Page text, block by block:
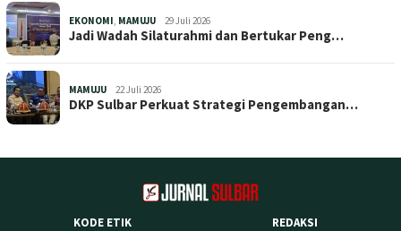
EKONOMI MAMUJU 29 Juli 2026
Jadi Wadah Silaturahmi dan Bertukar Peng…
MAMUJU 22 Juli 2026
DKP Sulbar Perkuat Strategi Pengembangan…
KODE ETIK REDAKSI